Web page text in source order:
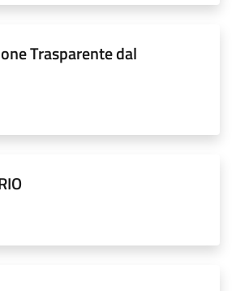
Trasparente dal